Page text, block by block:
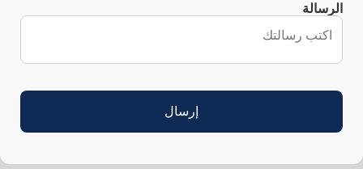
الرسالة